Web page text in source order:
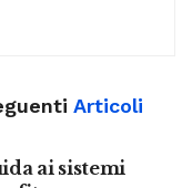
Articoli
ai sistemi